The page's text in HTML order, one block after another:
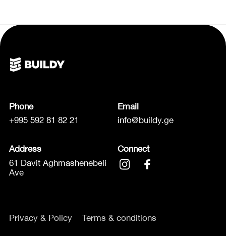
Phone
+995 592 81 82 21
Email
info@buildy.ge
Address
61 Davit Aghmashenebeli
Ave
Connect
Privacy & Policy Terms & conditions